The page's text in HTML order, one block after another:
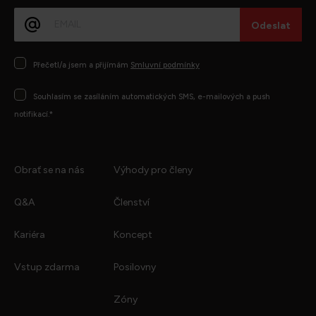
mail
Consentimento
Přečetl/a jsem a přijímám Smluvní podmínky
Consentimento
Souhlasím se zasíláním automatických SMS, e-mailových a push
notifikací.*
Obrať se na nás
Q&A
Kariéra
Vstup zdarma
Výhody pro členy
Členství
Koncept
Posilovny
Zóny